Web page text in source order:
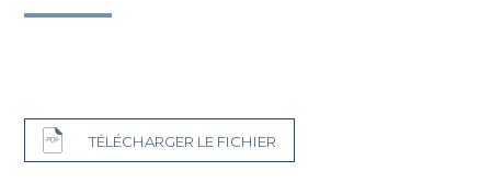
TÉLÉCHARGER LE FICHIER